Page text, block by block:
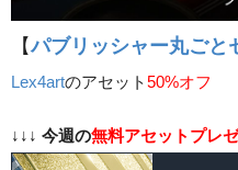
【パブリッシャー丸ごと
Lex4artのアセット50%オフ
↓↓↓ 今週の無料アセットプレ